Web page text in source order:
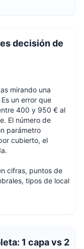
decisión de
mirando una
un error que
400 y 950 € al
El número de
parámetro
cubierto, el
cifras, puntos de
tipos de local
1 capa vs 2